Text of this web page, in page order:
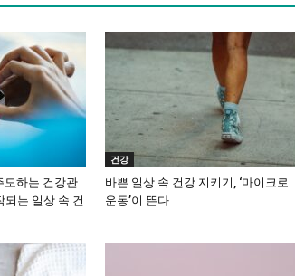
도하는 건강관
되는 일상 속 건
건강
바쁜 일상 속 건강 지키기, ‘마이크로
운동’이 뜬다